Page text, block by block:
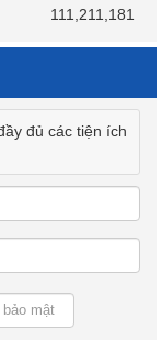
111,211,181
đủ các tiện ích